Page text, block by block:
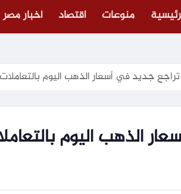
منوعات اقتصاد أخبار مصر
تراجع جديد في أسعار الذهب اليوم
الذهب اليوم